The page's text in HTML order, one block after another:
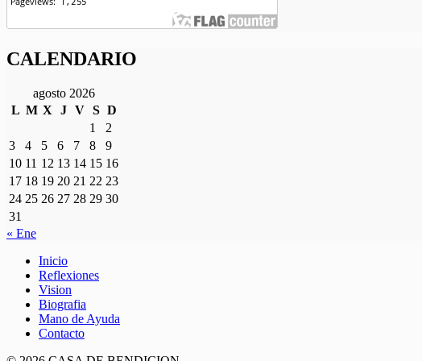
CALENDARIO
agosto 2026
L M X J V S D
1
2
3
4 5 6 7 8
9
10 11 12 13 14 15 16
17 18 19 20 21 22 23
24 25 26 27 28 29 30
31
« Ene
Inicio
Reflexiones
Vision
Biografia
Mano de Ayuda
Contacto